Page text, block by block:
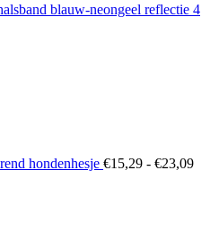
blauw-neongeel reflectie 4
hondenhesje €15,29 - €23,09